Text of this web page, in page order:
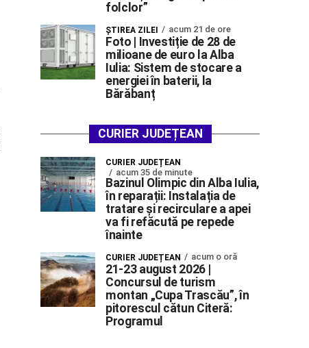
folclor”
ŞTIREA ZILEI acum 21 de ore
Foto | Investiție de 28 de
milioane de euro la Alba
Iulia: Sistem de stocare a
energiei în baterii, la
Bărăbanț
CURIER JUDEȚEAN
CURIER JUDEȚEAN
acum 35 de minute
Bazinul Olimpic din Alba Iulia,
în reparații: Instalația de
tratare și recirculare a apei
va fi refăcută pe repede
înainte
CURIER JUDEȚEAN acum o oră
21-23 august 2026 |
Concursul de turism
montan „Cupa Trascău”, în
pitorescul cătun Citeră:
Programul